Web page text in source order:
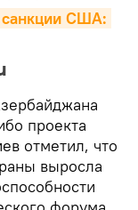
санкции США:
проекта
отметил, что
выросла